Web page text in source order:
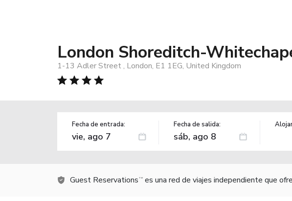
London Shoreditch-
1-13 Adler Street , London, E1 1EG, United Kingdom
Fecha de entrada: Fecha de salida:
Guest Reservations TM es una red de viajes independiente que